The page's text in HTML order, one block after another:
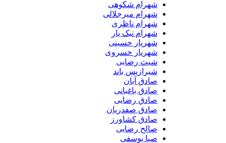
شهرام شکوهی
شهرام میرجلالی
شهرام ناظری
شهرام نیک یار
شهریار حسینی
شهریار خسروی
شیث رضایی
شیرازیس باند
صادق آبان
صادق باغبانی
صادق رضایی
صادق صفدریان
صادق کشاورز
صالح رضایی
صبا یوسفی